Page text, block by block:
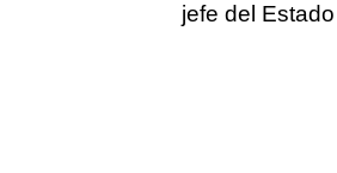
jefe del